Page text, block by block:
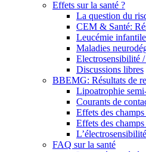
Effets sur la santé ?
La question du
CEM & Santé:
Leucémie infantile
Maladies
Electrosensibilité
Discussions libres
BBEMG: Résultats de
Lipoatrophie
Courants de
Effets des
Effets des
FAQ sur la santé